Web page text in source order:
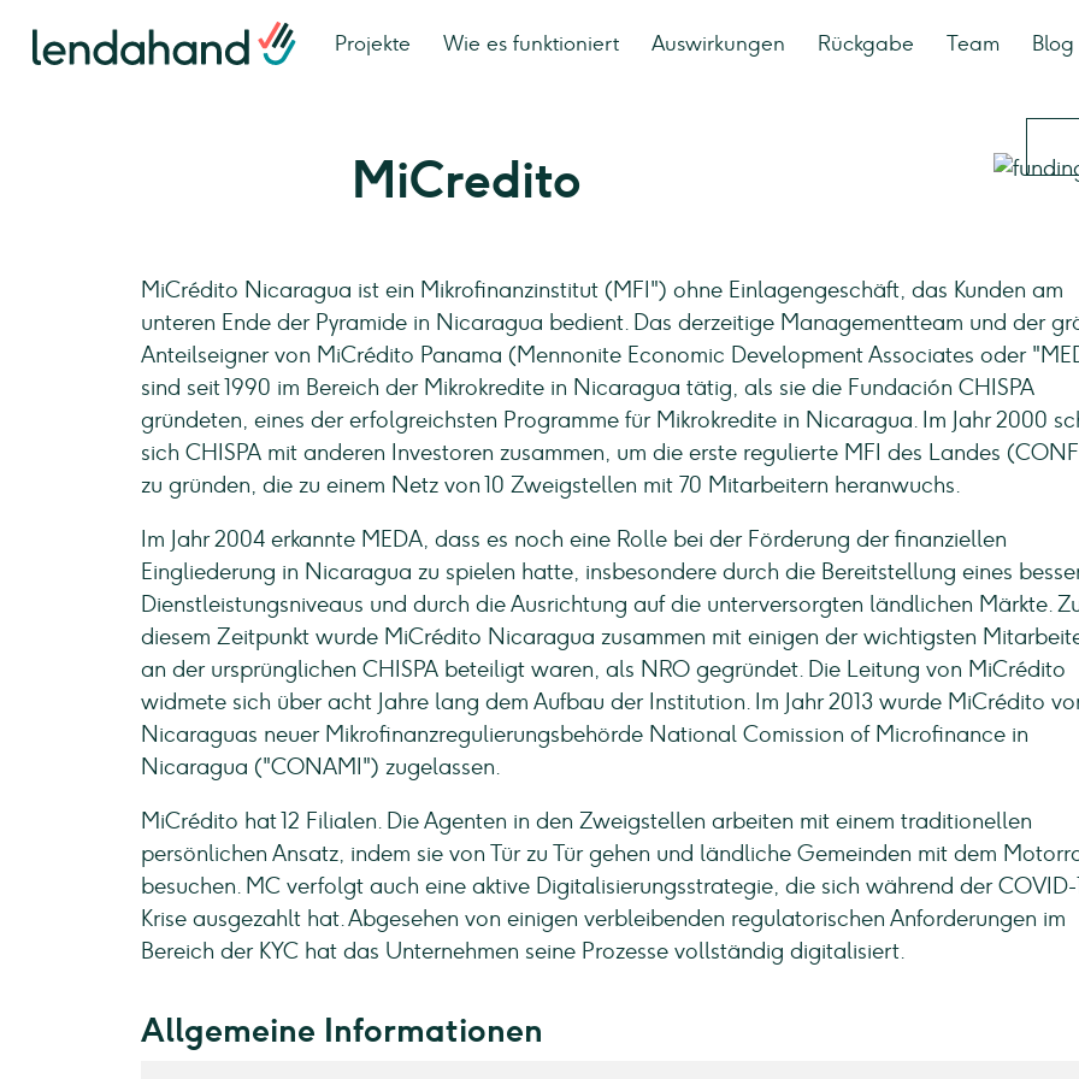
Projekte Wie es funktioniert Auswirkungen Rückgabe Team Blog
MiCredito
MiCrédito Nicaragua ist ein Mikrofinanzinstitut (MFI") ohne Einlagengeschäft, das Kunden am
unteren Ende der Pyramide in Nicaragua bedient. Das derzeitige Managementteam und der
Anteilseigner von MiCrédito Panama (Mennonite Economic Development Associates oder
sind seit 1990 im Bereich der Mikrokredite in Nicaragua tätig, als sie die Fundación CHISPA
gründeten, eines der erfolgreichsten Programme für Mikrokredite in Nicaragua. Im Jahr 2000
sich CHISPA mit anderen Investoren zusammen, um die erste regulierte MFI des Landes
zu gründen, die zu einem Netz von 10 Zweigstellen mit 70 Mitarbeitern heranwuchs.
Im Jahr 2004 erkannte MEDA, dass es noch eine Rolle bei der Förderung der finanziellen
Eingliederung in Nicaragua zu spielen hatte, insbesondere durch die Bereitstellung eines
Dienstleistungsniveaus und durch die Ausrichtung auf die unterversorgten ländlichen Märkte.
diesem Zeitpunkt wurde MiCrédito Nicaragua zusammen mit einigen der wichtigsten
an der ursprünglichen CHISPA beteiligt waren, als NRO gegründet. Die Leitung von MiCrédito
widmete sich über acht Jahre lang dem Aufbau der Institution. Im Jahr 2013 wurde MiCrédito
Nicaraguas neuer Mikrofinanzregulierungsbehörde National Comission of Microfinance in
Nicaragua ("CONAMI") zugelassen.
MiCrédito hat 12 Filialen. Die Agenten in den Zweigstellen arbeiten mit einem traditionellen
persönlichen Ansatz, indem sie von Tür zu Tür gehen und ländliche Gemeinden mit dem
besuchen. MC verfolgt auch eine aktive Digitalisierungsstrategie, die sich während der COVID-
Krise ausgezahlt hat. Abgesehen von einigen verbleibenden regulatorischen Anforderungen im
Bereich der KYC hat das Unternehmen seine Prozesse vollständig digitalisiert.
Allgemeine Informationen